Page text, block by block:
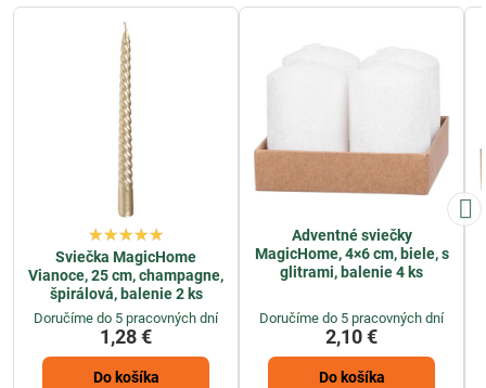
Sviečka MagicHome
Vianoce, 25 cm, champagne,
špirálová, balenie 2 ks
Doručíme do 5 pracovných dní
1,28 €
Do košíka
Adventné sviečky
MagicHome, 4×6 cm, biele, s
glitrami, balenie 4 ks
Doručíme do 5 pracovných dní
2,10 €
Do košíka